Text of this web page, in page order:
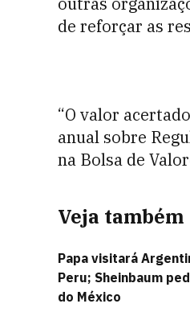
de reforçar as
“O valor
anual sobre
na Bolsa de
Veja também
Papa visitará
Peru; Sheinbaum
do México